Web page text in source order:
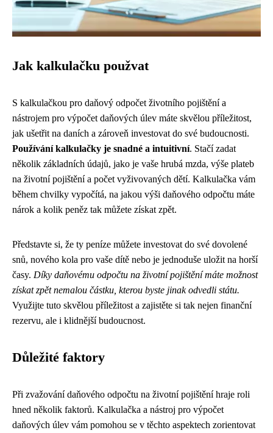
Jak kalkulačku použvat
S kalkulačkou pro daňový odpočet životního pojištění a
nástrojem pro výpočet daňových úlev máte skvělou příležitost,
jak ušetřit na daních a zároveň investovat do své budoucnosti.
Používání kalkulačky je snadné a intuitivní. Stačí zadat
několik základních údajů, jako je vaše hrubá mzda, výše plateb
na životní pojištění a počet vyživovaných dětí. Kalkulačka vám
během chvilky vypočítá, na jakou výši daňového odpočtu máte
nárok a kolik peněz tak můžete získat zpět.
Představte si, že ty peníze můžete investovat do své dovolené
snů, nového kola pro vaše dítě nebo je jednoduše uložit na horší
časy. Díky daňovému odpočtu na životní pojištění máte možnost
získat zpět nemalou částku, kterou byste jinak odvedli státu.
Využijte tuto skvělou příležitost a zajistěte si tak nejen finanční
rezervu, ale i klidnější budoucnost.
Důležité faktory
Při zvažování daňového odpočtu na životní pojištění hraje roli
hned několik faktorů. Kalkulačka a nástroj pro výpočet
daňových úlev vám pomohou se v těchto aspektech zorientovat